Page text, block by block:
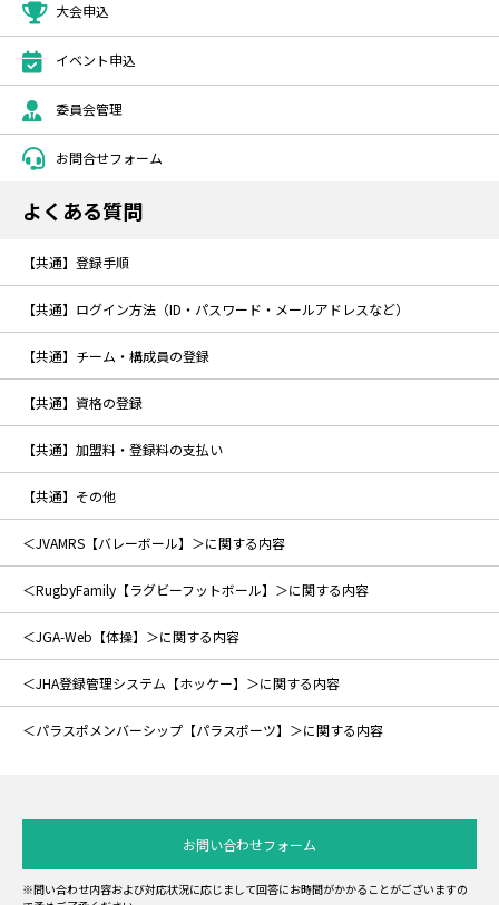
大会申込
イベント申込
委員会管理
お問合せフォーム
よくある質問
【共通】登録手順
【共通】ログイン方法（ID・パスワード・メールアドレスなど）
【共通】チーム・構成員の登録
【共通】資格の登録
【共通】加盟料・登録料の支払い
【共通】その他
＜JVAMRS【バレーボール】＞に関する内容
＜RugbyFamily【ラグビーフットボール】＞に関する内容
＜JGA-Web【体操】＞に関する内容
＜JHA登録管理システム【ホッケー】＞に関する内容
＜パラスポメンバーシップ【パラスポーツ】＞に関する内容
お問い合わせフォーム
※問い合わせ内容および対応状況に応じまして回答にお時間がかかることがございますの